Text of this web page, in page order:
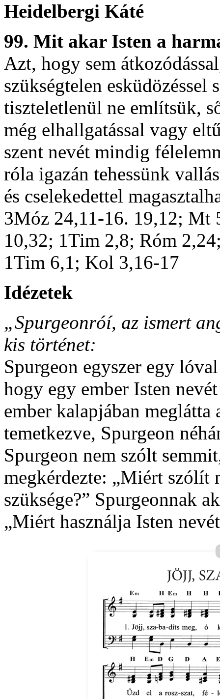
Heidelbergi Káté
99. Mit akar Isten a
Azt, hogy sem
szükségtelen
tiszteletlenül ne említsük,
még elhallgatással vagy
szent nevét mindig
róla igazán tehessünk
és cselekedettel
3Móz 24,11-16. 19,12; Mt
10,32; 1Tim 2,8; Róm
1Tim 6,1; Kol 3,16-17
Idézetek
„Spurgeonróí, az ismert
kis történet:
Spurgeon egyszer egy
hogy egy ember Isten
ember kalapjában
temetkezve, Spurgeon
Spurgeon nem szólt
megkérdezte: „Miért szólít
szüksége?” Spurgeonnak
„Miért használja Isten